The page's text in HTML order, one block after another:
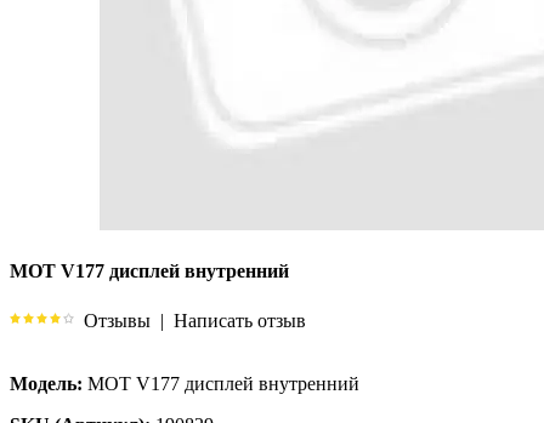
MOT V177 дисплей внутренний
Отзывы | Написать отзыв
Модель: MOT V177 дисплей внутренний